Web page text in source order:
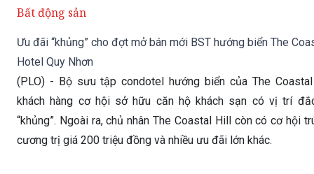
Bất động sản
Ưu đãi “khủng” cho đợt mở bán mới BST hướng biển The
Hotel Quy Nhơn
(PLO) - Bộ sưu tập condotel hướng biển của The
khách hàng cơ hội sở hữu căn hộ khách sạn có vị trí
“khủng”. Ngoài ra, chủ nhân The Coastal Hill còn có cơ hội
cương trị giá 200 triệu đồng và nhiều ưu đãi lớn khác.